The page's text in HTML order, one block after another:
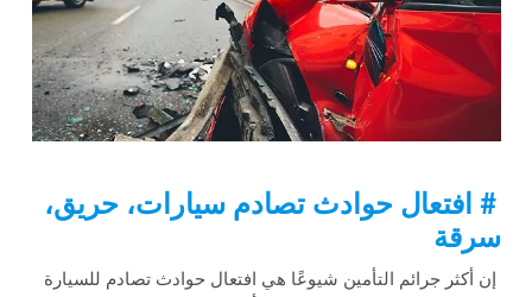
# افتعال حوادث تصادم سيارات، حريق،
سرقة
إن أكثر جرائم التأمين شيوعًا هي افتعال حوادث تصادم للسيارة